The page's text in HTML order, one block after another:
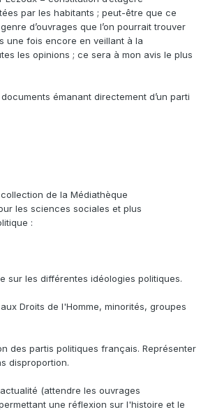
par les habitants ; peut-être que ce
d’ouvrages que l’on pourrait trouver
une fois encore en veillant à la
les opinions ; ce sera à mon avis le plus
émanant directement d’un parti
de la Médiathèque
les sciences sociales et plus
:
sur les différentes idéologies politiques.
Droits de l'Homme, minorités, groupes
des partis politiques français. Représenter
disproportion.
(attendre les ouvrages
une réflexion sur l'histoire et le